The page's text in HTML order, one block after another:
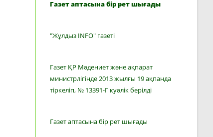
Газет аптасына бір рет шығады
"Жұлдыз INFO" газеті
Газет ҚР Мәдениет және ақпарат
министрлігінде 2013 жылғы 19 ақпанда
тіркеліп, № 13391-Г куәлік берілді
Газет аптасына бір рет шығады